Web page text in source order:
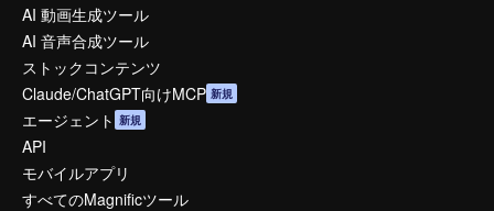
AI 動画生成ツール
AI 音声合成ツール
ストックコンテンツ
Claude/ChatGPT向けMCP 新規
エージェント 新規
API
モバイルアプリ
すべてのMagnificツール